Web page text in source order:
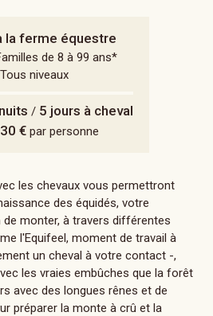
la ferme équestre
de 8 à 99 ans*
Tous niveaux
/ 5 jours à cheval
€par personne
les chevaux vous permettront
des équidés, votre
monter, à travers différentes
l'Equifeel, moment de travail à
un cheval à votre contact -,
les vraies embûches que la forêt
avec des longues rênes et de
préparer la monte à crû et la